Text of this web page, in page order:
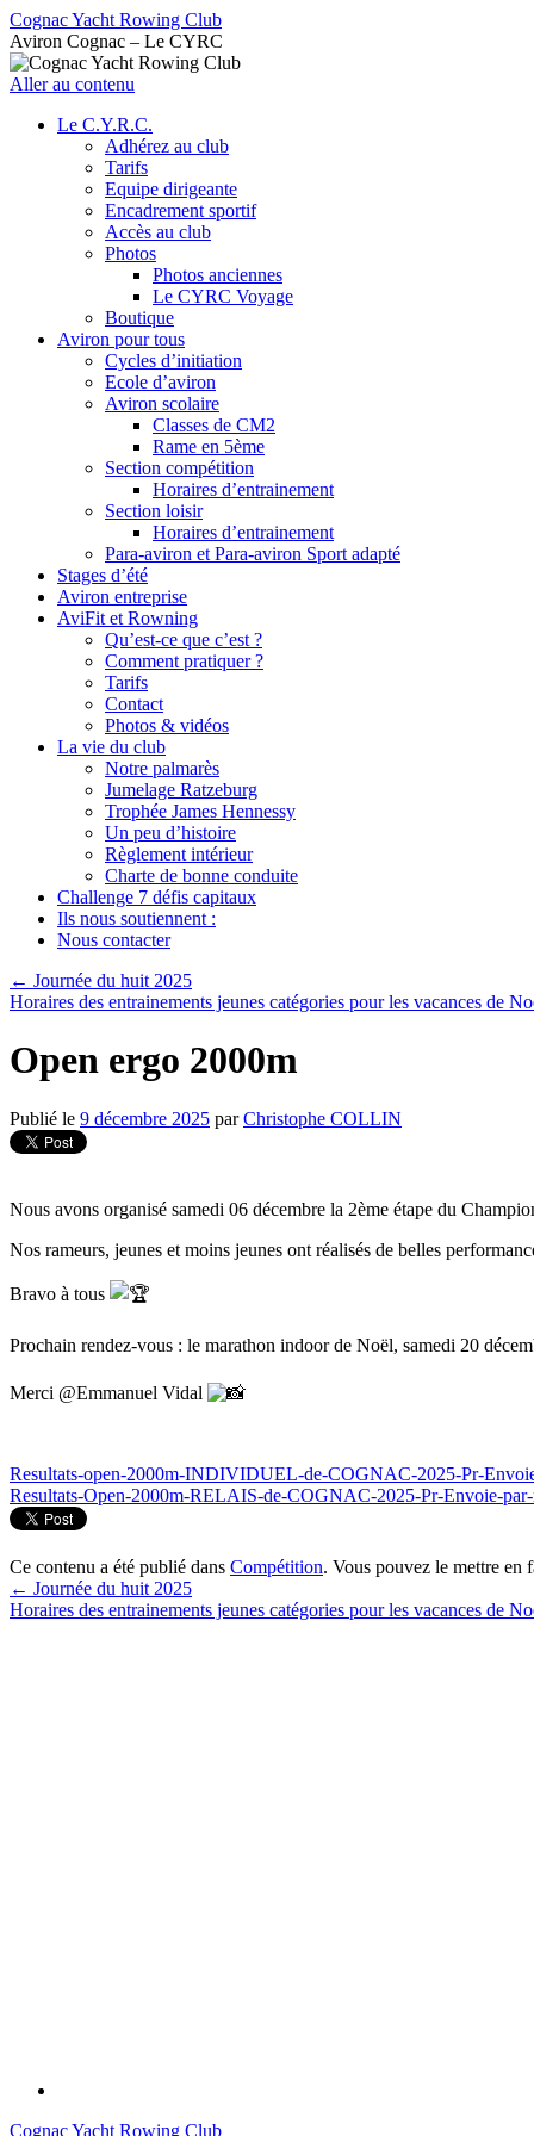
Cognac Yacht Rowing Club
Aviron Cognac – Le CYRC
Aller au contenu
Le C.Y.R.C.
Adhérez au club
Tarifs
Equipe dirigeante
Encadrement sportif
Accès au club
Photos
Photos anciennes
Le CYRC Voyage
Boutique
Aviron pour tous
Cycles d’initiation
Ecole d’aviron
Aviron scolaire
Classes de CM2
Rame en 5ème
Section compétition
Horaires d’entrainement
Section loisir
Horaires d’entrainement
Para-aviron et Para-aviron Sport adapté
Stages d’été
Aviron entreprise
AviFit et Rowning
Qu’est-ce que c’est ?
Comment pratiquer ?
Tarifs
Contact
Photos & vidéos
La vie du club
Notre palmarès
Jumelage Ratzeburg
Trophée James Hennessy
Un peu d’histoire
Règlement intérieur
Charte de bonne conduite
Challenge 7 défis capitaux
Ils nous soutiennent :
Nous contacter
← Journée du huit 2025
Horaires des entrainements jeunes catégories pour les vacances de
Open ergo 2000m
Publié le 9 décembre 2025 par Christophe COLLIN
Nous avons organisé samedi 06 décembre la 2ème étape du
Nos rameurs, jeunes et moins jeunes ont réalisés de belles
Bravo à tous
Prochain rendez-vous : le marathon indoor de Noël, samedi 20
Merci @Emmanuel Vidal
Resultats-open-2000m-INDIVIDUEL-de-COGNAC-2025-Pr-
Resultats-Open-2000m-RELAIS-de-COGNAC-2025-Pr-Envoie-
Ce contenu a été publié dans Compétition. Vous pouvez le mettre en
← Journée du huit 2025
Horaires des entrainements jeunes catégories pour les vacances de
Cognac Yacht Rowing Club